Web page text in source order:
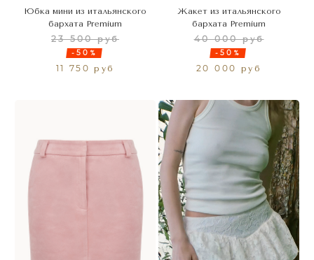
Юбка мини из итальянского
бархата Premium
23 500 руб
-50%
11 750 руб
Жакет из итальянского
бархата Premium
40 000 руб
-50%
20 000 руб